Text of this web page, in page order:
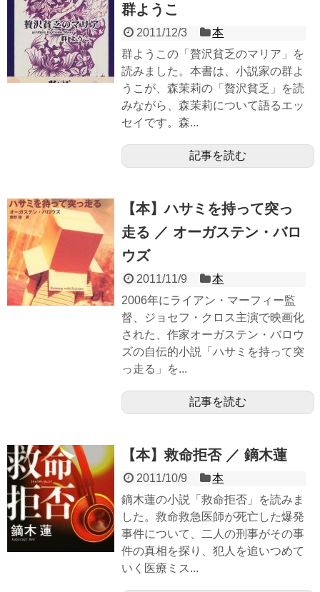
群ようこ
2011/12/3
本
群ようこの「贅沢貧乏のマリア」を
読みました。本書は、小説家の群よ
うこが、森茉莉の「贅沢貧乏」を読
みながら、森茉莉について語るエッ
セイです。森...
記事を読む
【本】ハサミを持って突っ
走る ／ オーガステン・バロ
ウズ
2011/11/9
本
2006年にライアン・マーフィー監
督、ジョセフ・クロス主演で映画化
された、作家オーガステン・バロウ
ズの自伝的小説「ハサミを持って突
っ走る」を...
記事を読む
【本】救命拒否 ／ 鏑木蓮
2011/10/9
本
鏑木蓮の小説「救命拒否」を読みま
した。救命救急医師が死亡した爆発
事件について、二人の刑事がその事
件の真相を探り、犯人を追いつめて
いく医療ミス...